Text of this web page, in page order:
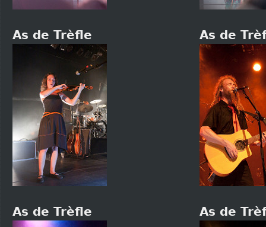
As de Trèfle As de
As de Trèfle As de